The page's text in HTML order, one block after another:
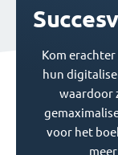
Kom erachter
hun
waardoor
voor het